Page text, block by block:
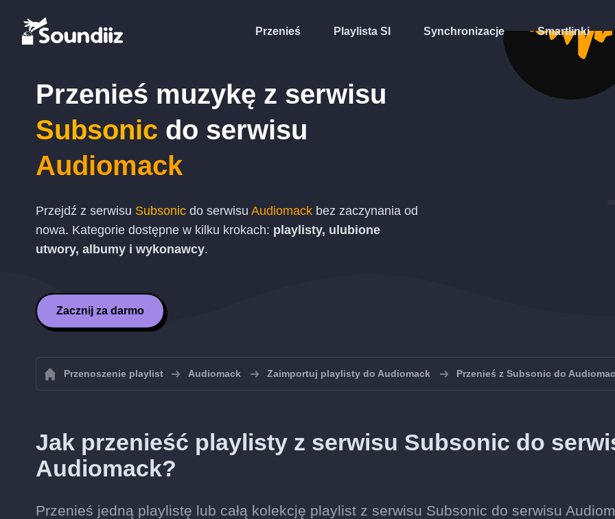
Przenieś Playlista SI Synchronizacje Smartlinki
Przenieś muzykę z serwisu
Subsonic do serwisu
Audiomack
Przejdź z serwisu Subsonic do serwisu Audiomack bez zaczynania od
nowa. Kategorie dostępne w kilku krokach: playlisty, ulubione
utwory, albumy i wykonawcy.
Zacznij za darmo
Przenoszenie playlist Audiomack Zaimportuj playlisty do Audiomack Przenieś z Subsonic do
Jak przenieść playlisty z serwisu Subsonic do
Audiomack?
Przenieś jedną playlistę lub całą kolekcję playlist z serwisu Subsonic do serwisu